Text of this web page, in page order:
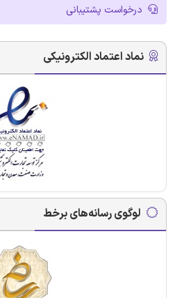
درخواست پشتیبانی
نماد اعتماد الکترونیکی
لوگوی رسانه‌های برخط